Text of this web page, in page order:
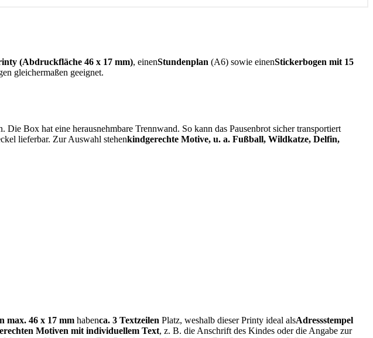
(Abdruckfläche 46 x 17 mm), einenStundenplan (A6) sowie einenStickerbogen mit 15
gleichermaßen geeignet.
Box hat eine herausnehmbare Trennwand. So kann das Pausenbrot sicher transportiert
lieferbar. Zur Auswahl stehenkindgerechte Motive, u. a. Fußball, Wildkatze, Delfin,
max. 46 x 17 mm habenca. 3 Textzeilen Platz, weshalb dieser Printy ideal alsAdressstempel
Motiven mit individuellem Text, z. B. die Anschrift des Kindes oder die Angabe zur